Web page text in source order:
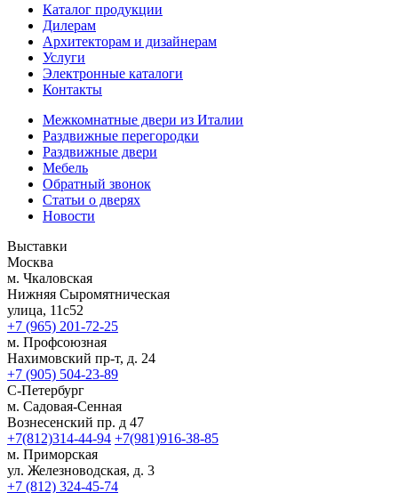
Каталог продукции
Дилерам
Архитекторам и дизайнерам
Услуги
Электронные каталоги
Контакты
Межкомнатные двери из Италии
Раздвижные перегородки
Раздвижные двери
Мебель
Обратный звонок
Статьи о дверях
Новости
Выставки
Москва
м. Чкаловская
Нижняя Сыромятническая
улица, 11с52
+7 (965) 201-72-25
м. Профсоюзная
Нахимовский пр-т, д. 24
+7 (905) 504-23-89
С-Петербург
м. Садовая-Сенная
Вознесенский пр. д 47
+7(812)314-44-94 +7(981)916-38-85
м. Приморская
ул. Железноводская, д. 3
+7 (812) 324-45-74